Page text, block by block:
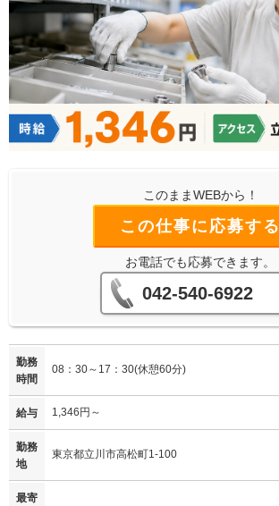
このままWEBから！
この仕事に応募する
お電話でも応募できます。
042-540-6922
勤務
時間
08：30～17：30(休憩60分)
給与 1,346円～
勤務
地
東京都立川市高松町1-100
最寄